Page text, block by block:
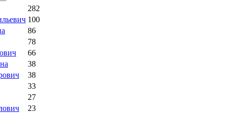
282
100
86
78
66
38
38
33
27
23